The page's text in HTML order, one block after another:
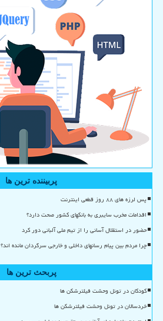
پربیننده ترین ها
پس لرزه های ۸۸ روز قطعی اینترنت
اقدامات مخرب سایبری به بانکهای کشور صحت دارد؟
حضور در استقلال آسانی را از تیم ملی آلبانی دور کرد
چرا مردم بین پیام رسانهای داخلی و خارجی سرگردان مانده اند؟
پربحث ترین ها
کودکان در تونل وحشت فیلترشکن ها
خردسالان در تونل وحشت فیلترشکن ها